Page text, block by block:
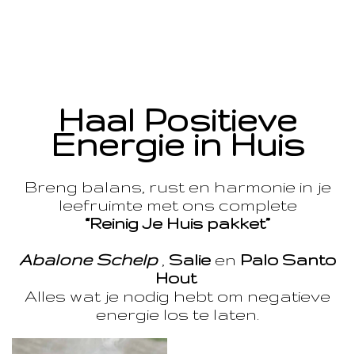
Haal Positieve
Energie in Huis
Breng balans, rust en harmonie in je
leefruimte met ons complete
“Reinig Je Huis pakket”
Abalone Schelp, Salie en Palo Santo
Hout
Alles wat je nodig hebt om negatieve
energie los te laten.